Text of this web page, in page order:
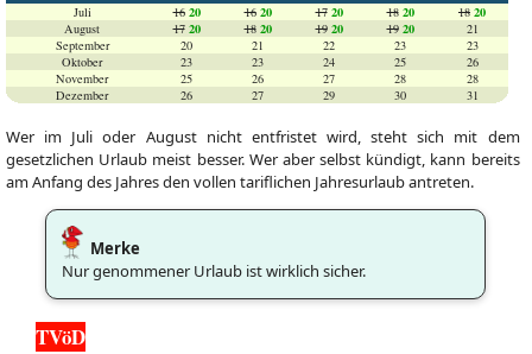
Juli 16 20 16 20 17 20 18 20 18 20
August 17 20 18 20 19 20 19 20
21
September
20 21 22 23
23
Oktober
23 23 24 25
26
November
25 26 27 28
28
Dezember
26 27 29 30 31
Wer im Juli oder August nicht entfristet wird, steht sich mit dem
gesetzlichen Urlaub meist besser. Wer aber selbst kündigt, kann bereits
am Anfang des Jahres den vollen tariflichen Jahresurlaub antreten.
Merke
Nur genommener Urlaub ist wirklich sicher.
TVöD